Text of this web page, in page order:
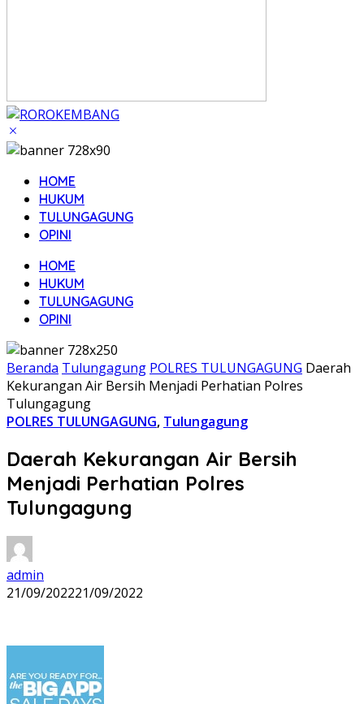
HOME
HUKUM
TULUNGAGUNG
OPINI
HOME
HUKUM
TULUNGAGUNG
OPINI
Beranda Tulungagung POLRES TULUNGAGUNG Daerah
Kekurangan Air Bersih Menjadi Perhatian Polres
Tulungagung
POLRES TULUNGAGUNG, Tulungagung
Daerah Kekurangan Air Bersih
Menjadi Perhatian Polres
Tulungagung
admin
21/09/202221/09/2022